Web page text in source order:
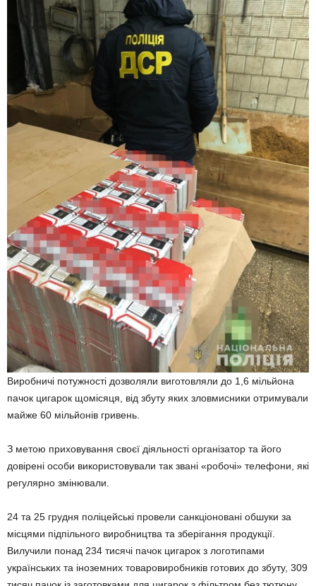
Виробничі потужності дозволяли виготовляли до 1,6 мільйона
пачок цигарок щомісяця, від збуту яких зловмисники отримували
майже 60 мільйонів гривень.
З метою приховування своєї діяльності організатор та його
довірені особи використовували так звані «робочі» телефони, які
регулярно змінювали.
24 та 25 грудня поліцейські провели санкціоновані обшуки за
місцями підпільного виробництва та зберігання продукції.
Вилучили понад 234 тисячі пачок цигарок з логотипами
українських та іноземних товаровиробників готових до збуту, 309